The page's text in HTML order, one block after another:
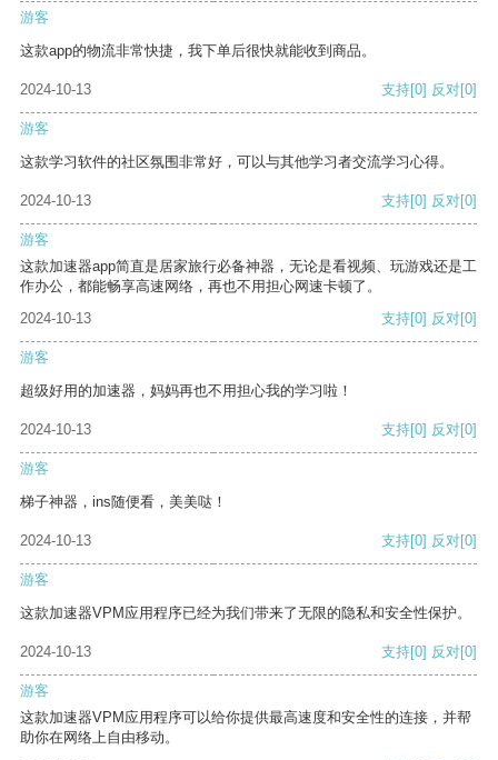
游客
这款app的物流非常快捷，我下单后很快就能收到商品。
2024-10-13 支持[0] 反对[0]
游客
这款学习软件的社区氛围非常好，可以与其他学习者交流学习心得。
2024-10-13 支持[0] 反对[0]
游客
这款加速器app简直是居家旅行必备神器，无论是看视频、玩游戏还是工
作办公，都能畅享高速网络，再也不用担心网速卡顿了。
2024-10-13
支持[0] 反对[0]
游客
超级好用的加速器，妈妈再也不用担心我的学习啦！
2024-10-13 支持[0] 反对[0]
游客
梯子神器，ins随便看，美美哒！
2024-10-13 支持[0] 反对[0]
游客
这款加速器VPM应用程序已经为我们带来了无限的隐私和安全性保护。
2024-10-13 支持[0] 反对[0]
游客
这款加速器VPM应用程序可以给你提供最高速度和安全性的连接，并帮
助你在网络上自由移动。